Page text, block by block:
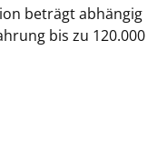
beträgt abhängig
bis zu 120.000